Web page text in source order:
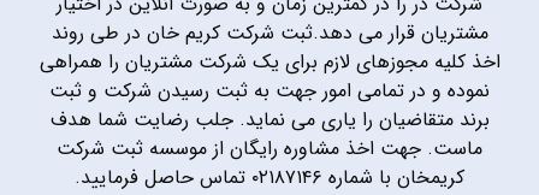
مشتریان قرار می دهد.ثبت شرکت کریم خان در طی روند
اخذ کلیه مجوزهای لازم برای یک شرکت مشتریان را همراهی
نموده و در تمامی امور جهت به ثبت رسیدن شرکت و ثبت
برند متقاضیان را یاری می نماید. جلب رضایت شما هدف
ماست. جهت اخذ مشاوره رایگان از موسسه ثبت شرکت
کریمخان با شماره ۰۲۱۸۷۱۴۶ تماس حاصل فرمایید.